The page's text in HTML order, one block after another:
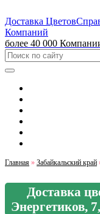
Доставка Цветов
Компаний
более 40 000
Главная » Забайкальский край
Доставка
Энергетиков,